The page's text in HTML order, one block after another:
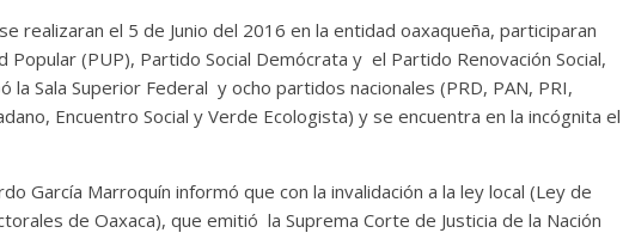
realizaran el 5 de Junio del 2016 en la entidad oaxaqueña, participaran
(PUP), Partido Social Demócrata y el Partido Renovación Social,
Sala Superior Federal y ocho partidos nacionales (PRD, PAN, PRI,
Encuentro Social y Verde Ecologista) y se encuentra en la incógnita el
García Marroquín informó que con la invalidación a la ley local (Ley de
de Oaxaca), que emitió la Suprema Corte de Justicia de la Nación